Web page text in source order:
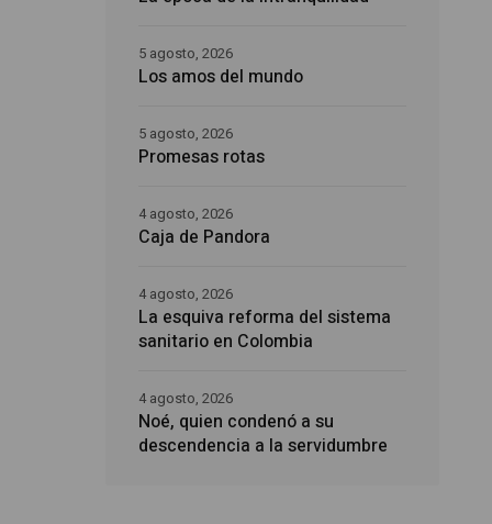
Los amos del mundo
5 agosto, 2026
Promesas rotas
5 agosto, 2026
Caja de Pandora
4 agosto, 2026
La esquiva reforma del sistema
sanitario en Colombia
4 agosto, 2026
Noé, quien condenó a su
descendencia a la servidumbre
4 agosto, 2026